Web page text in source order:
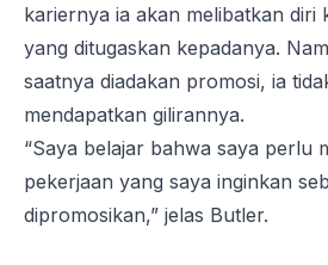
kariernya ia akan melibatkan diri
yang ditugaskan kepadanya.
saatnya diadakan promosi, ia
mendapatkan gilirannya.
“Saya belajar bahwa saya perlu
pekerjaan yang saya inginkan
dipromosikan,” jelas Butler.